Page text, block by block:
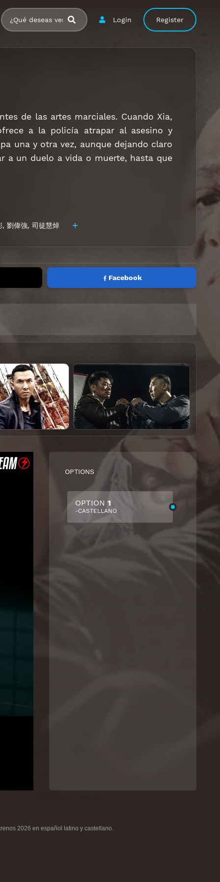
Login Register
de las artes marciales. Cuando Xia,
a la policía atrapar al asesino y
una y otra vez, aunque dejando claro
a un duelo a vida o muerte, hasta que
, 劉偉強, 司徒慧焯
Facebook
OPTIONS
OPTION 1
-CASTELLANO
2026 en español latino y castellano.